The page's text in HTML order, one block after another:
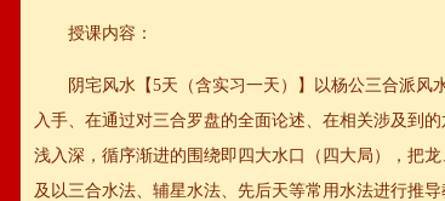
授课内容：
阴宅风水【5天（含实习一天）】以杨公三合派风
入手、在通过对三合罗盘的全面论述、在相关涉及到
浅入深，循序渐进的围绕即四大水口（四大局），把
及以三合水法、辅星水法、先后天等常用水法进行推